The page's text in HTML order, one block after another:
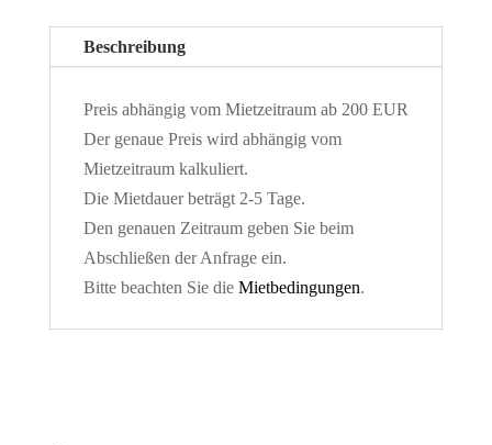
Beschreibung
Preis abhängig vom Mietzeitraum ab 200 EUR
Der genaue Preis wird abhängig vom
Mietzeitraum kalkuliert.
Die Mietdauer beträgt 2-5 Tage.
Den genauen Zeitraum geben Sie beim
Abschließen der Anfrage ein.
Bitte beachten Sie die Mietbedingungen.